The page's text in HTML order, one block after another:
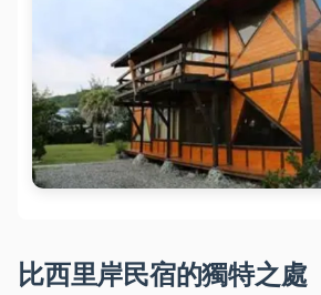
比西里岸民宿的獨特之處